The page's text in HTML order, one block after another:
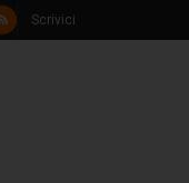
Scrivici